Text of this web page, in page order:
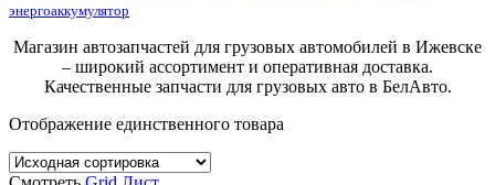
энергоаккумулятор
Магазин автозапчастей для грузовых автомобилей в Ижевске
– широкий ассортимент и оперативная доставка.
Качественные запчасти для грузовых авто в БелАвто.
Отображение единственного товара